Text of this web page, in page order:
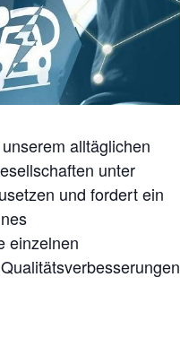
alltäglichen
unter
und fordert ein
einzelnen